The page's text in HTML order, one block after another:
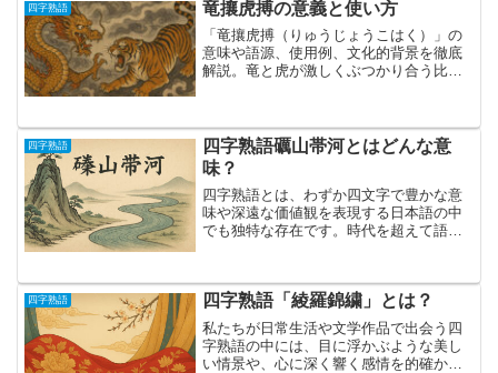
が進む環境では、刻一刻と...
四字熟語 竜攘虎搏の意義と使い方
「竜攘虎搏（りゅうじょうこはく）」の
意味や語源、使用例、文化的背景を徹底
解説。竜と虎が激しくぶつかり合う比喩
す。
四字熟語
四字熟語礪山帯河とはどんな意
味？
四字熟語とは、わずか四文字で豊かな意
味や深遠な価値観を表現する日本語の中
でも独特な存在です。時代を超えて語り
徳的教えとして現在でも広く使われてい
ます。その中でも「礪山帯...
四字熟語 四字熟語「綾羅錦繍」とは？
私たちが日常生活や文学作品で出会う四
字熟語の中には、目に浮かぶような美し
い情景や、心に深く響く感情を的確かつ